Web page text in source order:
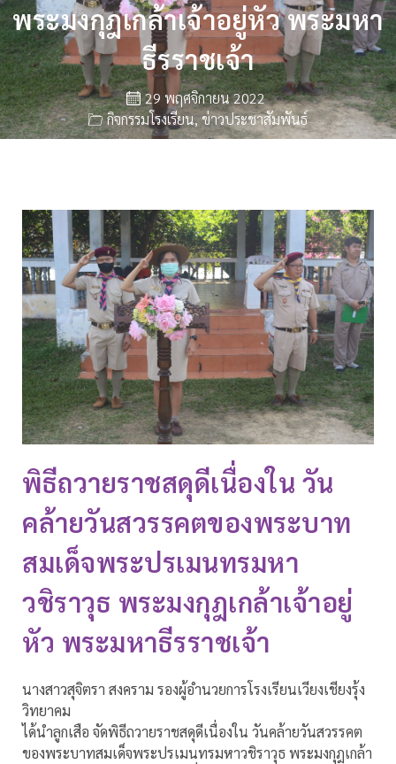
พระมงกุฎเกล้าเจ้าอยู่หัว พระมหา
ธีรราชเจ้า
29 พฤศจิกายน 2022
กิจกรรมโรงเรียน,ข่าวประชาสัมพันธ์
พิธีถวายราชสดุดีเนื่องใน วัน
คล้ายวันสวรรคตของพระบาท
สมเด็จพระปรเมนทรมหา
วชิราวุธ พระมงกุฎเกล้าเจ้าอยู่
หัว พระมหาธีรราชเจ้า
นางสาวสุจิตรา สงคราม รองผู้อำนวยการโรงเรียนเวียงเชียงรุ้ง
วิทยาคม
ได้นำลูกเสือ จัดพิธีถวายราชสดุดีเนื่องใน วันคล้ายวันสวรรคต
ของพระบาทสมเด็จพระปรเมนทรมหาวชิราวุธ พระมงกุฎเกล้า